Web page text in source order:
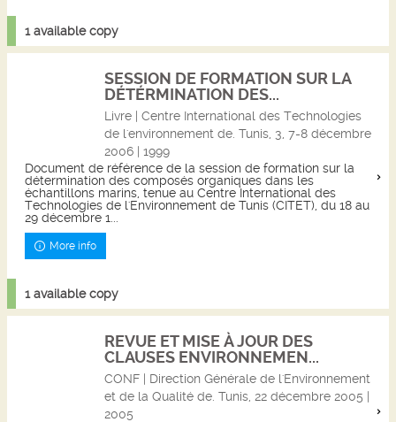
1 available copy
SESSION DE FORMATION SUR LA
DÉTÉRMINATION DES...
Livre | Centre International des Technologies
de l'environnement de. Tunis, 3, 7-8 décembre
2006 | 1999
Document de référence de la session de formation sur la
détermination des composés organiques dans les
échantillons marins, tenue au Centre International des
Technologies de l'Environnement de Tunis (CITET), du 18 au
29 décembre 1...
More info
1 available copy
REVUE ET MISE À JOUR DES
CLAUSES ENVIRONNEMEN...
CONF | Direction Générale de l'Environnement
et de la Qualité de. Tunis, 22 décembre 2005 |
2005